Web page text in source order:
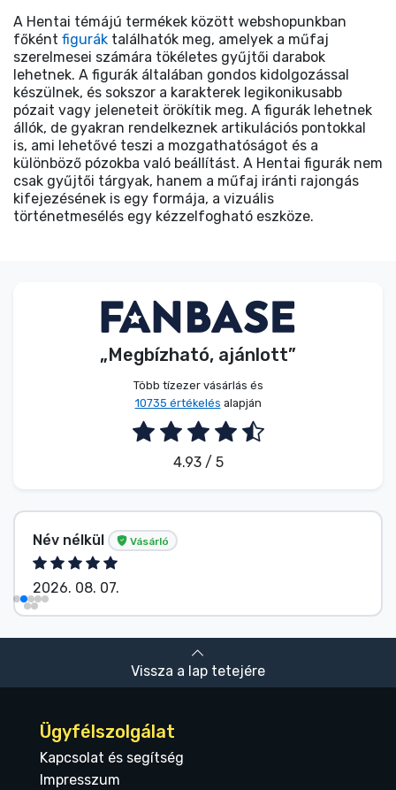
A Hentai témájú termékek között webshopunkban
főként figurák találhatók meg, amelyek a műfaj
szerelmesei számára tökéletes gyűjtői darabok
lehetnek. A figurák általában gondos kidolgozással
készülnek, és sokszor a karakterek legikonikusabb
pózait vagy jeleneteit örökítik meg. A figurák lehetnek
állók, de gyakran rendelkeznek artikulációs pontokkal
is, ami lehetővé teszi a mozgathatóságot és a
különböző pózokba való beállítást. A Hentai figurák nem
csak gyűjtői tárgyak, hanem a műfaj iránti rajongás
kifejezésének is egy formája, a vizuális
történetmesélés egy kézzelfogható eszköze.
„Megbízható, ajánlott”
Több tízezer vásárlás és
10735 értékelés alapján
4.93 / 5
Tősér Alexandra Vásárló
2026. 08. 07.
Vissza a lap tetejére
Ügyfélszolgálat
Kapcsolat és segítség
Impresszum